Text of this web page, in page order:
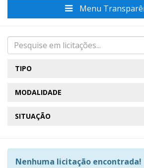
Menu
TIPO
MODALIDADE
SITUAÇÃO
Nenhuma licitação encontrada!